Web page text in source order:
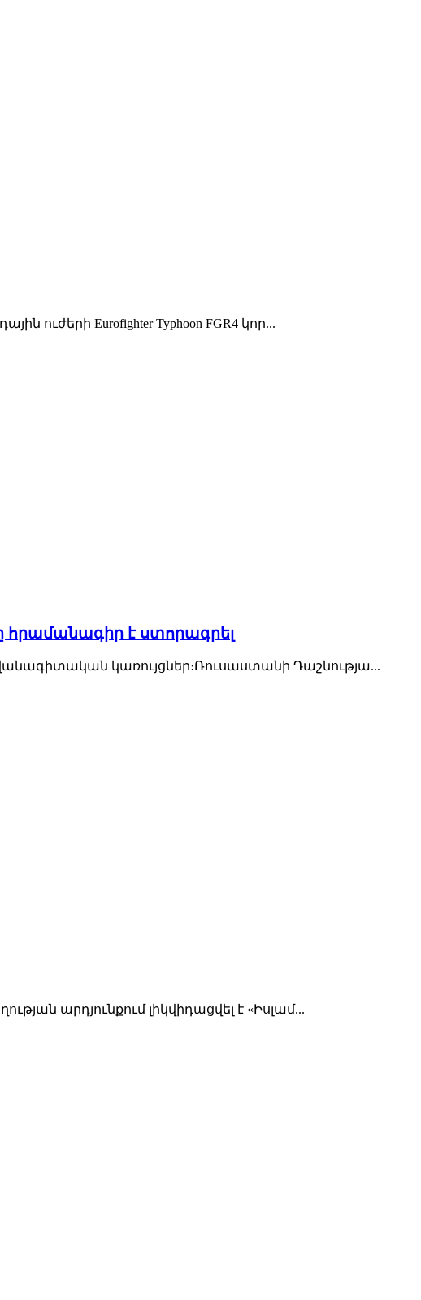
Eurofighter Typhoon FGR4 կոր...
հրամանագիր է ստորագրել
կառույցներ։Ռուսաստանի Դաշնությա...
արդյունքում լիկվիդացվել է «Իսլամ...